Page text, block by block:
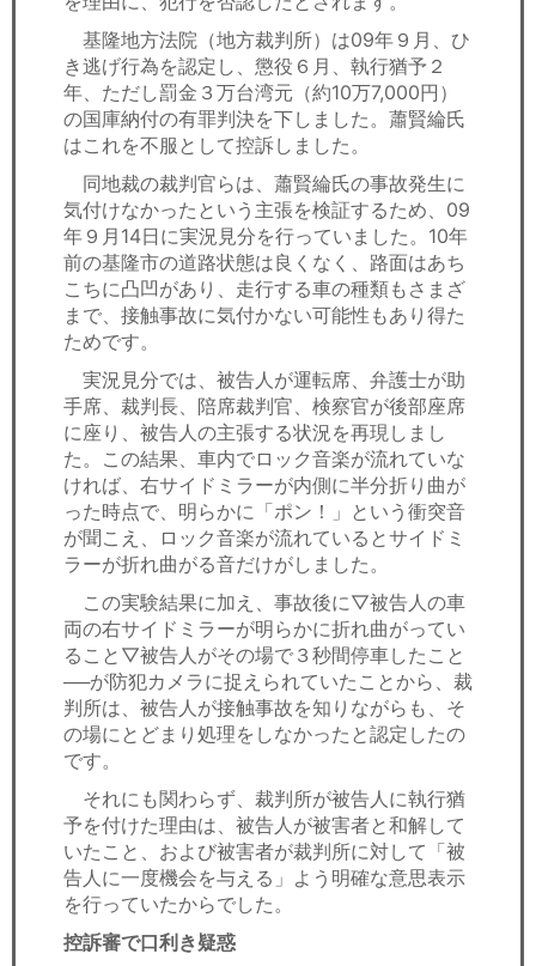
基隆地方法院（地方裁判所）は09年９月、ひ
き逃げ行為を認定し、懲役６月、執行猶予２
年、ただし罰金３万台湾元（約10万7,000円）
の国庫納付の有罪判決を下しました。蕭賢綸氏
はこれを不服として控訴しました。
同地裁の裁判官らは、蕭賢綸氏の事故発生に
気付けなかったという主張を検証するため、09
年９月14日に実況見分を行っていました。10年
前の基隆市の道路状態は良くなく、路面はあち
こちに凸凹があり、走行する車の種類もさまざ
まで、接触事故に気付かない可能性もあり得た
ためです。
実況見分では、被告人が運転席、弁護士が助
手席、裁判長、陪席裁判官、検察官が後部座席
に座り、被告人の主張する状況を再現しまし
た。この結果、車内でロック音楽が流れていな
ければ、右サイドミラーが内側に半分折り曲が
った時点で、明らかに「ポン！」という衝突音
が聞こえ、ロック音楽が流れているとサイドミ
ラーが折れ曲がる音だけがしました。
この実験結果に加え、事故後に▽被告人の車
両の右サイドミラーが明らかに折れ曲がってい
ること▽被告人がその場で３秒間停車したこと
──が防犯カメラに捉えられていたことから、裁
判所は、被告人が接触事故を知りながらも、そ
の場にとどまり処理をしなかったと認定したの
です。
それにも関わらず、裁判所が被告人に執行猶
予を付けた理由は、被告人が被害者と和解して
いたこと、および被害者が裁判所に対して「被
告人に一度機会を与える」よう明確な意思表示
を行っていたからでした。
控訴審で口利き疑惑